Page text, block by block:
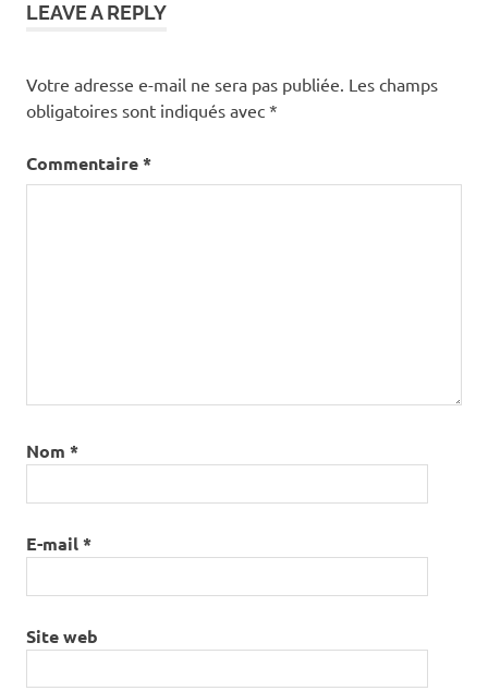
LEAVE A REPLY
Votre adresse e-mail ne sera pas publiée. Les champs
obligatoires sont indiqués avec *
Commentaire*
Nom *
E-mail*
Site web